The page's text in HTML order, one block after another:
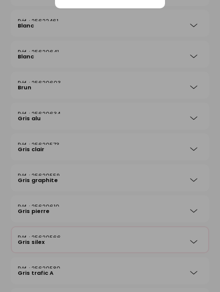
25622461
Blanc
25620641
Blanc
25620603
Brun
25620634
Gris alu
25620573
Gris clair
25620559
Gris graphite
25620610
Gris pierre
25620566
Gris silex
25620580
Gris trafic A